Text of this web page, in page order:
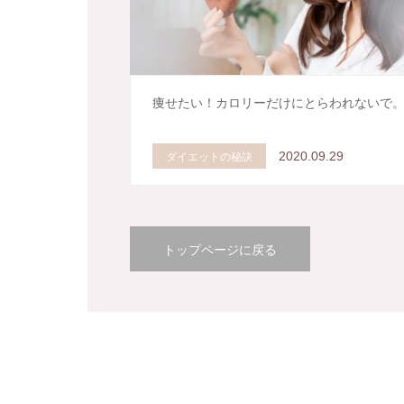
痩せたい！カロリーだけにとらわれないで。
ダイエットの秘訣 2020.09.29
トップページに戻る